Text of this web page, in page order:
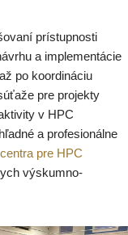
prístupnosti
a implementácie
po koordináciu
pre projekty
v HPC
a profesionálne
pre HPC
výskumno-